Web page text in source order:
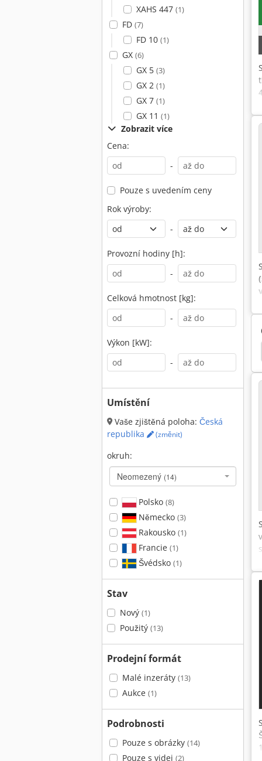
XAHS 447 (1)
FD (7)
FD 10 (1)
GX (6)
GX 5 (3)
GX 2 (1)
GX 7 (1)
GX 11 (1)
Zobrazit více
Cena:
-
Pouze s uvedením ceny
Rok výroby:
-
Provozní hodiny [h]:
-
Celková hmotnost [kg]:
-
Výkon [kW]:
-
Umístění
Vaše zjištěná poloha: Česká
republika
(změnit)
okruh:
Neomezený (14)
Polsko (8)
Německo (3)
Rakousko (1)
Francie (1)
Švédsko (1)
Stav
Nový (1)
Použitý (13)
Prodejní formát
Malé inzeráty (13)
Aukce (1)
Podrobnosti
Pouze s obrázky (14)
Pouze s videi (2)
Agados Atlas Liebherr Jeřáby